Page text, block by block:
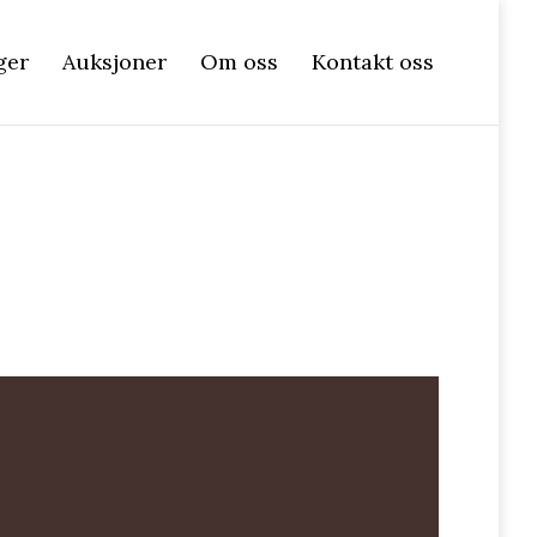
Auksjoner Om oss Kontakt oss